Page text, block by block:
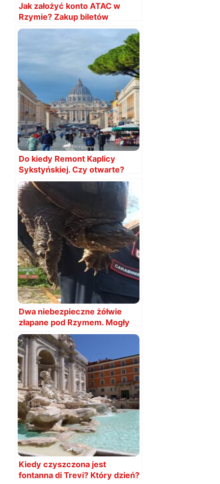
Jak założyć konto ATAC w
Rzymie? Zakup biletów
Do kiedy Remont Kaplicy
Sykstyńskiej. Czy otwarte?
Dwa niebezpieczne żółwie
złapane pod Rzymem. Mogły
się tu urodzić
Kiedy czyszczona jest
fontanna di Trevi? Który dzień?